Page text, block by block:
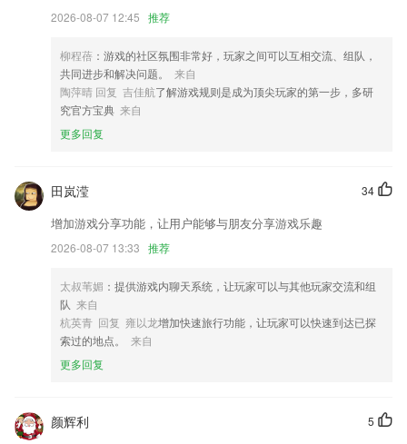
任务上报下发新增图片视频
增加视频水印的录制功能；
改名扫描全能大师
联系我们
以上就是彩票网站的介绍，如果您喜欢这款软件，您可以到应用商店进行
打分评论，说出您的使用经历，以帮助我们更好的对产品进行优化修改。
2026-08-07 12:45 推荐
柳程蓓 ：游戏的社区氛围非常好，玩家之间可以互相交流、组队，
共同进步和解决问题。
来自
陶萍晴 回复 吉佳航了解游戏规则是成为顶尖玩家的第一步，多研
究官方宝典 来自
更多回复
34
田岚滢
增加游戏分享功能，让用户能够与朋友分享游戏乐趣
2026-08-07 13:33 推荐
太叔苇媚 ：提供游戏内聊天系统，让玩家可以与其他玩家交流和组
队 来自
杭英青 回复 雍以龙增加快速旅行功能，让玩家可以快速到达已探
索过的地点。
来自
更多回复
5
颜辉利